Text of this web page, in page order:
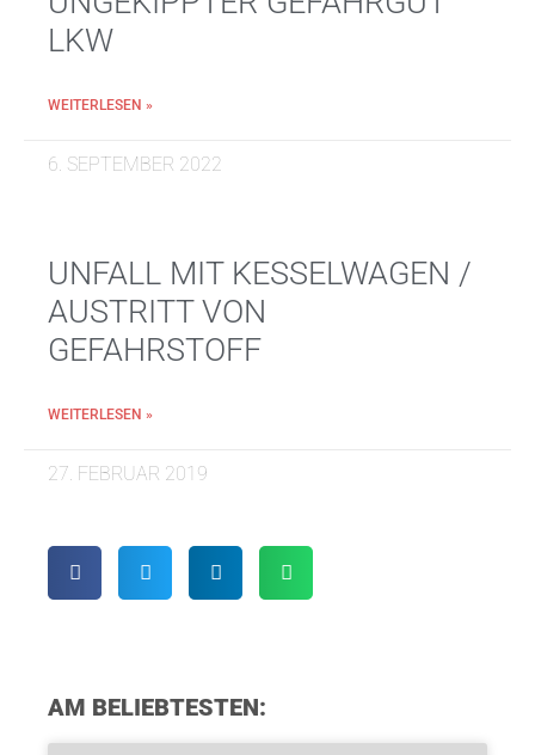
LKW
WEITERLESEN »
6. SEPTEMBER 2022
UNFALL MIT KESSELWAGEN /
AUSTRITT VON
GEFAHRSTOFF
WEITERLESEN »
27. FEBRUAR 2019
AM BELIEBTESTEN: